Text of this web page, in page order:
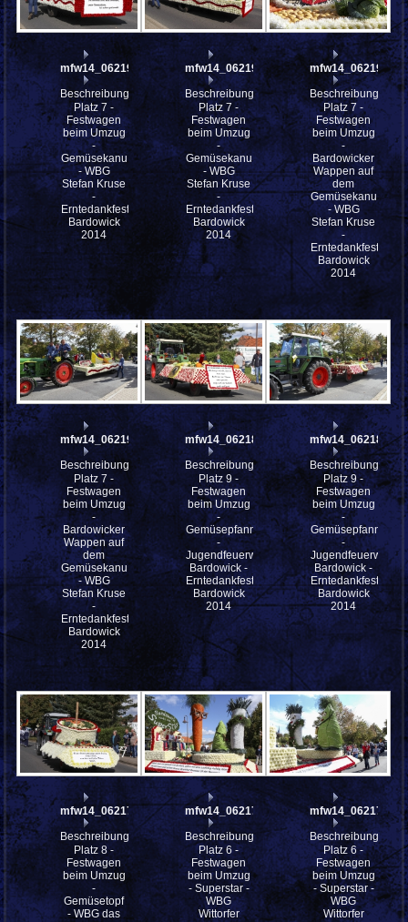
mfw14_062193
Beschreibung:
Platz 7 -
Festwagen
beim Umzug
-
Gemüsekanu
- WBG
Stefan Kruse
-
Erntedankfestes
Bardowick
2014
mfw14_062192
Beschreibung:
Platz 7 -
Festwagen
beim Umzug
-
Gemüsekanu
- WBG
Stefan Kruse
-
Erntedankfestes
Bardowick
2014
mfw14_062191
Beschreibung:
Platz 7 -
Festwagen
beim Umzug
-
Bardowicker
Wappen auf
dem
Gemüsekanu
- WBG
Stefan Kruse
-
Erntedankfestes
Bardowick
2014
mfw14_062190
Beschreibung:
Platz 7 -
Festwagen
beim Umzug
-
Bardowicker
Wappen auf
dem
Gemüsekanu
- WBG
Stefan Kruse
-
Erntedankfestes
Bardowick
2014
mfw14_062186
Beschreibung:
Platz 9 -
Festwagen
beim Umzug
-
Gemüsepfanne
-
Jugendfeuerwehr
Bardowick -
Erntedankfestes
Bardowick
2014
mfw14_062182
Beschreibung:
Platz 9 -
Festwagen
beim Umzug
-
Gemüsepfanne
-
Jugendfeuerwehr
Bardowick -
Erntedankfestes
Bardowick
2014
mfw14_062179
Beschreibung:
Platz 8 -
Festwagen
beim Umzug
-
Gemüsetopf
- WBG das
mfw14_062172
Beschreibung:
Platz 6 -
Festwagen
beim Umzug
- Superstar -
WBG
Wittorfer
mfw14_062171
Beschreibung:
Platz 6 -
Festwagen
beim Umzug
- Superstar -
WBG
Wittorfer